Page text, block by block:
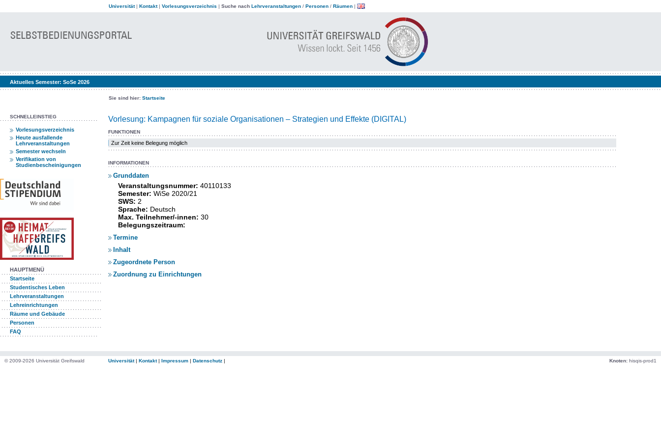
Universität| Kontakt| Vorlesungsverzeichnis | Suche nach Lehrveranstaltungen / Personen / Räumen |
Aktuelles Semester: SoSe 2026
Sie sind hier: Startseite
SCHNELLEINSTIEG
Vorlesungsverzeichnis
Heute ausfallende
Lehrveranstaltungen
Semester wechseln
Verifikation von
Studienbescheinigungen
HAUPTMENÜ
Startseite
Studentisches Leben
Lehrveranstaltungen
Lehreinrichtungen
Räume und Gebäude
Personen
FAQ
Vorlesung: Kampagnen für soziale Organisationen – Strategien und Effekte (DIGITAL)
FUNKTIONEN
Zur Zeit keine Belegung möglich
INFORMATIONEN
Grunddaten
Veranstaltungsnummer: 40110133
Semester: WiSe 2020/21
SWS: 2
Sprache: Deutsch
Max. Teilnehmer/-innen: 30
Belegungszeitraum:
Termine
Inhalt
Zugeordnete Person
Zuordnung zu Einrichtungen
© 2009-2026 Universität Greifswald Universität| Kontakt| Impressum | Datenschutz | Knoten: hisqis-prod1